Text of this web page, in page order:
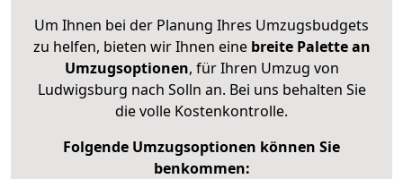
Um Ihnen bei der Planung Ihres Umzugsbudgets
zu helfen, bieten wir Ihnen eine breite Palette an
Umzugsoptionen, für Ihren Umzug von
Ludwigsburg nach Solln an. Bei uns behalten Sie
die volle Kostenkontrolle.
Folgende Umzugsoptionen können Sie
benkommen: